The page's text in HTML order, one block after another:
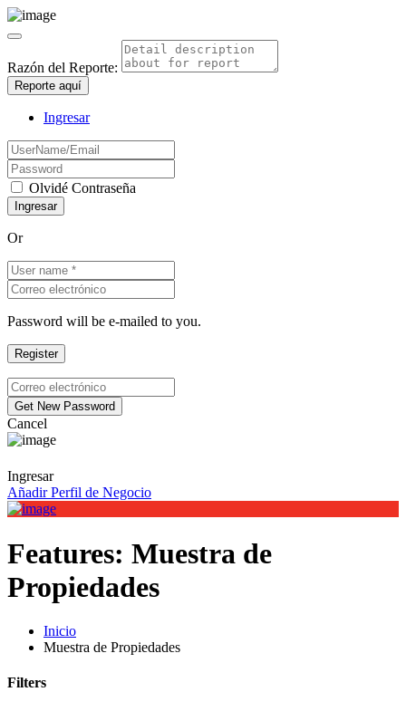
Razón del Reporte:
Reporte aquí
Ingresar
Olvidé Contraseña
Or
Password will be e-mailed to you.
Cancel
Ingresar
Añadir Perfil de Negocio
Features: Muestra de
Propiedades
Inicio
Muestra de Propiedades
Filters